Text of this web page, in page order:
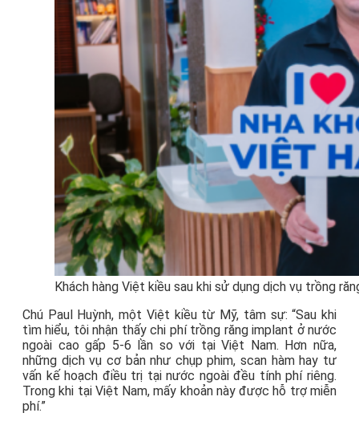
Khách hàng Việt kiều sau khi sử dụng dịch vụ trồng
Chú Paul Huỳnh, một Việt kiều từ Mỹ, tâm sự: “Sau khi
tìm hiểu, tôi nhận thấy chi phí trồng răng implant ở nước
ngoài cao gấp 5-6 lần so với tại Việt Nam. Hơn nữa,
những dịch vụ cơ bản như chụp phim, scan hàm hay tư
vấn kế hoạch điều trị tại nước ngoài đều tính phí riêng.
Trong khi tại Việt Nam, mấy khoản này được hỗ trợ miễn
phí.”